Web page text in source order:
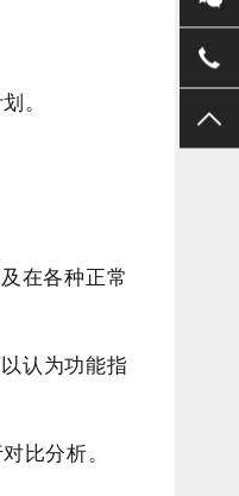
。
在各种正常
认为功能指
比分析。